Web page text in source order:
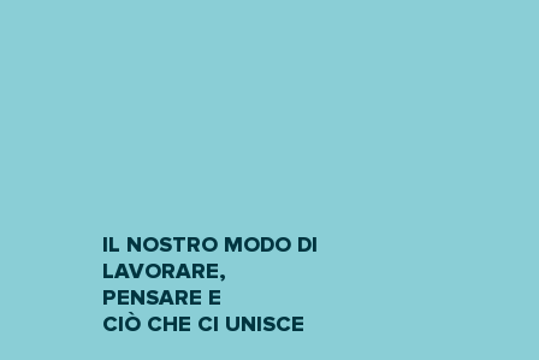
IL NOSTRO MODO DI
LAVORARE,
PENSARE E
CIÒ CHE CI UNISCE